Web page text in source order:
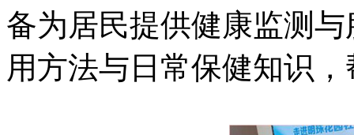
备为居民提供健康监测
用方法与日常保健知识